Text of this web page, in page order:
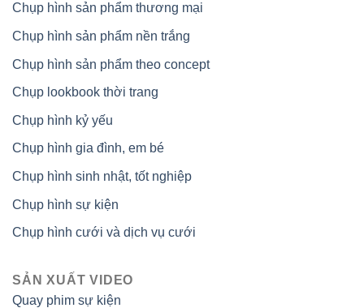
Chụp hình sản phẩm thương mại
Chụp hình sản phẩm nền trắng
Chụp hình sản phẩm theo concept
Chụp lookbook thời trang
Chụp hình kỷ yếu
Chụp hình gia đình, em bé
Chụp hình sinh nhật, tốt nghiệp
Chụp hình sự kiện
Chụp hình cưới và dịch vụ cưới
SẢN XUẤT VIDEO
Quay phim sự kiện